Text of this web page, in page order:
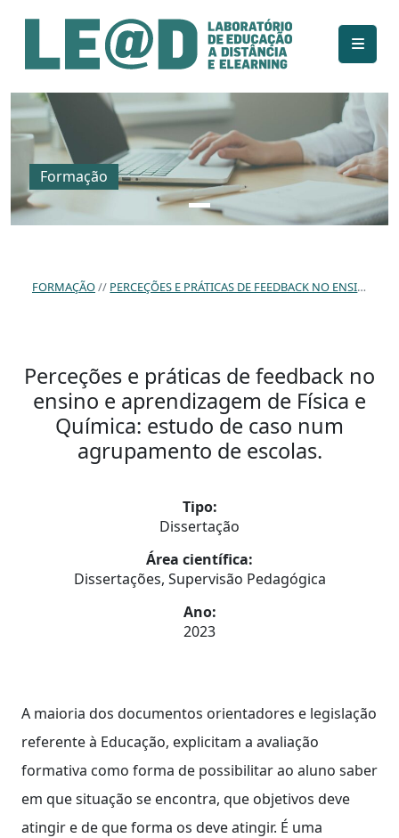
Ir para o conteúdo principal
Informações de acessibilidade
Mapa do site
Formação
FORMAÇÃO PERCEÇÕES E PRÁTICAS DE FEEDBACK NO ENSINO E APRENDIZAGEM DE FÍSICA E QUÍMICA: ESTUDO DE CASO NUM AGRUPAMENTO DE ESCOLAS.
Perceções e práticas de feedback no
ensino e aprendizagem de Física e
Química: estudo de caso num
agrupamento de escolas.
Tipo:
Dissertação
Área científica:
Dissertações, Supervisão Pedagógica
Ano:
2023
A maioria dos documentos orientadores e legislação
referente à Educação, explicitam a avaliação
formativa como forma de possibilitar ao aluno saber
em que situação se encontra, que objetivos deve
atingir e de que forma os deve atingir. É uma